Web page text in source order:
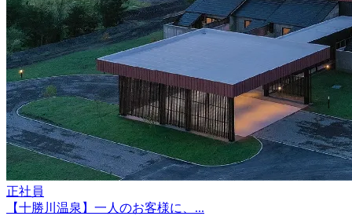
正社員
【十勝川温泉】一人のお客様に、...